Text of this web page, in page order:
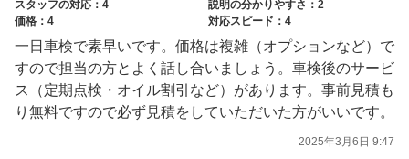
スタッフの対応：4
説明の分かりやすさ：2
価格：4
対応スピード：4
一日車検で素早いです。価格は複雑（オプションなど）で
すので担当の方とよく話し合いましょう。車検後のサービ
ス（定期点検・オイル割引など）があります。事前見積も
り無料ですので必ず見積をしていただいた方がいいです。
2025年3月6日 9:47